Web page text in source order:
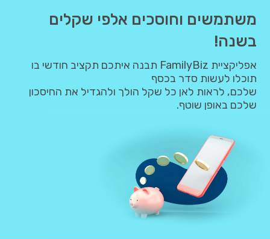
משתמשים וחוסכים אלפי שקלים
בשנה!
אפליקציית FamilyBiz תבנה איתכם תקציב חודשי בו
תוכלו לעשות סדר בכסף
שלכם, לראות לאן כל שקל הולך ולהגדיל את החיסכון
שלכם באופן שוטף.